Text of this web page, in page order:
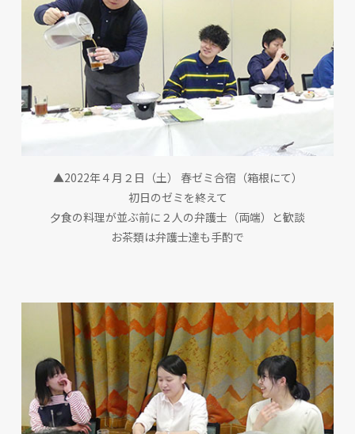
▲2022年４月２日（土） 春ゼミ合宿（箱根にて）
初日のゼミを終えて
夕食の料理が並ぶ前に２人の弁護士（両端）と歓談
お茶類は弁護士達も手酌で